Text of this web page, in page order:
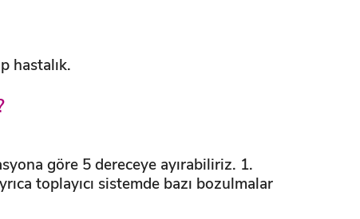
hastalık.
göre 5 dereceye ayırabiliriz. 1.
toplayıcı sistemde bazı bozulmalar